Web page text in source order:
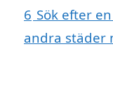
6 Sök efter
andra städer